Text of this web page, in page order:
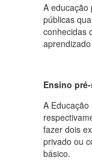
A educação
públicas
conhecidas
Ensino
A
fazer dois
privado ou
básico.